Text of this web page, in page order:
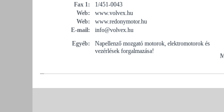
Fax 1:
1/451-0043
Web:
www.volvex.hu
Web:
www.redonymotor.hu
E-mail:
info@volvex.hu
Egyéb:
Napellenző mozgató motorok, elektromotorok és
vezérlések forgalmazása!